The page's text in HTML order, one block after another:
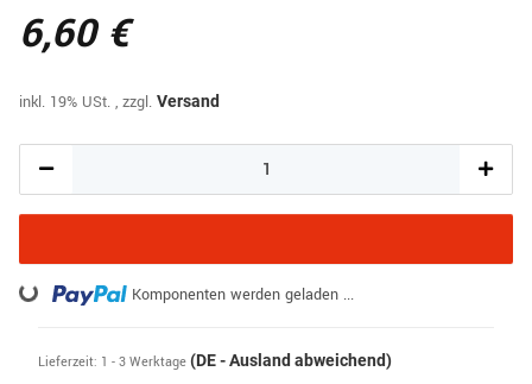
6,60 €
inkl. 19% USt. , zzgl. Versand
Loading... Komponenten werden geladen ...
Lieferzeit: 1 - 3 Werktage (DE - Ausland abweichend)